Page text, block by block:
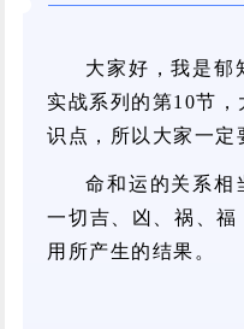
大家好，我是郁
实战系列的第10节
识点，所以大家一定
命和运的关系相
一切吉、凶、祸、
用所产生的结果。